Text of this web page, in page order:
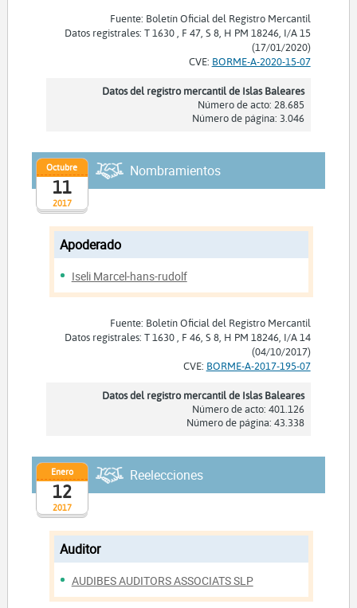
Fuente: Boletín Oficial del Registro Mercantil
Datos registrales: T 1630 , F 47, S 8, H PM 18246, I/A 15
(17/01/2020)
CVE: BORME-A-2020-15-07
Datos del registro mercantil de Islas Baleares
Número de acto: 28.685
Número de página: 3.046
2017
Octubre
11
Nombramientos
Apoderado
Iseli Marcel-hans-rudolf
Fuente: Boletín Oficial del Registro Mercantil
Datos registrales: T 1630 , F 46, S 8, H PM 18246, I/A 14
(04/10/2017)
CVE: BORME-A-2017-195-07
Datos del registro mercantil de Islas Baleares
Número de acto: 401.126
Número de página: 43.338
2017
Enero
12
Reelecciones
Auditor
AUDIBES AUDITORS ASSOCIATS SLP